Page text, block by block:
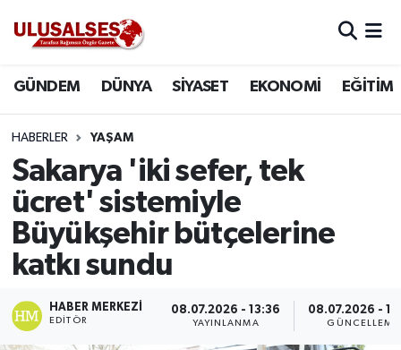
GÜNDEM DÜNYA SİYASET EKONOMİ EĞİTİM
HABERLER YAŞAM
Sakarya 'iki sefer, tek
ücret' sistemiyle
Büyükşehir bütçelerine
katkı sundu
HABER MERKEZI
EDITÖR
08.07.2026 - 13:36
YAYINLANMA
08.07.2026 -
GÜNCELLEME
DÜNYA
SİYASET
EKONOMİ
EĞİTİM
MAGAZİN
Trafik Durumu
Süper Lig Puan Durumu ve Fikstür
Tüm Manşetler
Son Dakika Haberleri